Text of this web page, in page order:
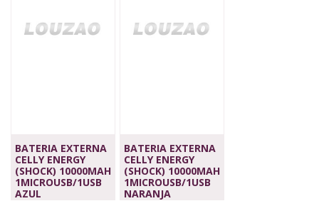
BATERIA EXTERNA
CELLY ENERGY
(SHOCK) 10000MAH
1MICROUSB/1USB
AZUL
BATERIA EXTERNA
CELLY ENERGY
(SHOCK) 10000MAH
1MICROUSB/1USB
NARANJA